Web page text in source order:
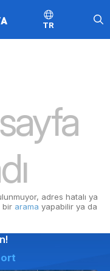
TR
adres hatalı ya
bir arama yapabilir ya da